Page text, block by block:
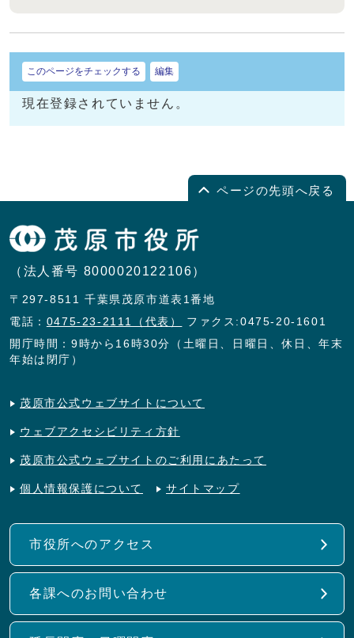
このページをチェックする 編集
現在登録されていません。
ページの先頭へ戻る
（法人番号 8000020122106）
〒297-8511 千葉県茂原市道表1番地
電話： 0475-23-2111（代表）
ファクス:0475-20-1601
開庁時間：9時から16時30分（土曜日、日曜日、休日、年末
年始は閉庁）
茂原市公式ウェブサイトについて
ウェブアクセシビリティ方針
茂原市公式ウェブサイトのご利用にあたって
個人情報保護について サイトマップ
市役所へのアクセス
各課へのお問い合わせ